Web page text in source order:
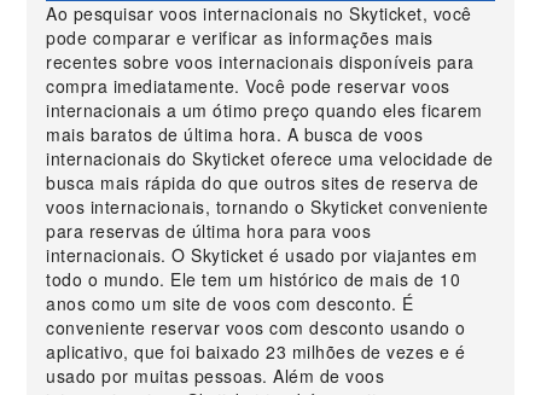
Ao pesquisar voos internacionais no Skyticket, você
pode comparar e verificar as informações mais
recentes sobre voos internacionais disponíveis para
compra imediatamente. Você pode reservar voos
internacionais a um ótimo preço quando eles ficarem
mais baratos de última hora. A busca de voos
internacionais do Skyticket oferece uma velocidade de
busca mais rápida do que outros sites de reserva de
voos internacionais, tornando o Skyticket conveniente
para reservas de última hora para voos
internacionais. O Skyticket é usado por viajantes em
todo o mundo. Ele tem um histórico de mais de 10
anos como um site de voos com desconto. É
conveniente reservar voos com desconto usando o
aplicativo, que foi baixado 23 milhões de vezes e é
usado por muitas pessoas. Além de voos